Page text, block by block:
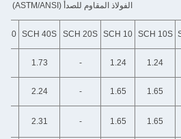
الفولاذ المقاوم للصدأ (ASTM/ANSI)
SCH 10
SCH 20S
SCH 40S
SCH 40 أمراض
1.24
1.73
1.73
1.65
2.24
2.24
1.65
2.31
2.31